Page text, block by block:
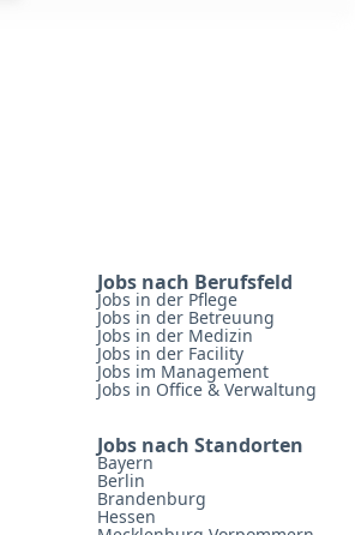
Jobs nach Berufsfeld
Jobs in der Pflege
Jobs in der Betreuung
Jobs in der Medizin
Jobs in der Facility
Jobs im Management
Jobs in Office & Verwaltung
Jobs nach Standorten
Bayern
Berlin
Brandenburg
Hessen